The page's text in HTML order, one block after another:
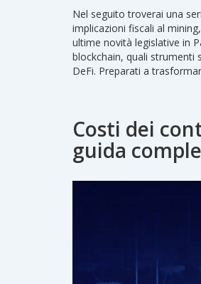
Nel seguito troverai una
implicazioni fiscali al
ultime novità legislative in
blockchain, quali strumenti
DeFi. Preparati a
Costi dei
guida